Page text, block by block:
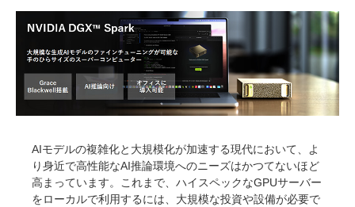
AIモデルの複雑化と大規模化が加速する現代において、よ
り身近で高性能なAI推論環境へのニーズはかつてないほど
高まっています。これまで、ハイスペックなGPUサーバー
をローカルで利用するには、大規模な投資や設備が必要で